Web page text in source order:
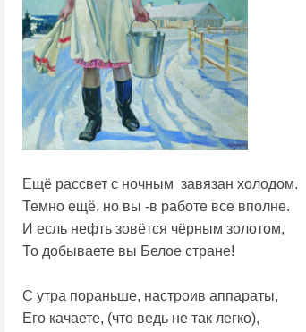
Ещё рассвет с ночным завязан холодом.
Темно ещё, но вы -в работе все вполне.
И есль нефть зовётся чёрным золотом,
То добываете вы Белое стране!
С утра пораньше, настроив аппараты,
Его качаете, (что ведь не так легко),